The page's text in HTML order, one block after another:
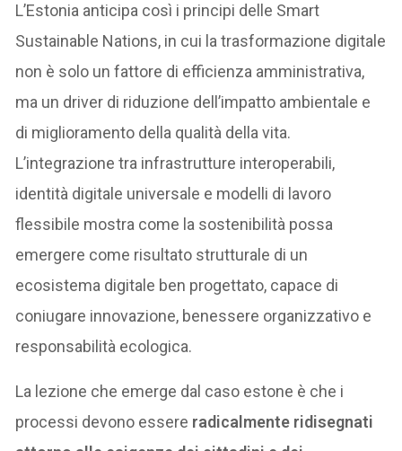
L’Estonia anticipa così i principi delle Smart
Sustainable Nations, in cui la trasformazione digitale
non è solo un fattore di efficienza amministrativa,
ma un driver di riduzione dell’impatto ambientale e
di miglioramento della qualità della vita.
L’integrazione tra infrastrutture interoperabili,
identità digitale universale e modelli di lavoro
flessibile mostra come la sostenibilità possa
emergere come risultato strutturale di un
ecosistema digitale ben progettato, capace di
coniugare innovazione, benessere organizzativo e
responsabilità ecologica.
La lezione che emerge dal caso estone è che i
processi devono essere radicalmente ridisegnati